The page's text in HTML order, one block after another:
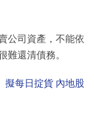
公司資產，不能依
難還清債務。
擬每日掟貨 內地股